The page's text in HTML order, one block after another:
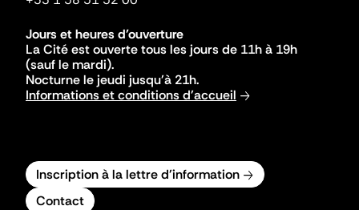
Jours et heures d'ouverture
La Cité est ouverte tous les jours de 11h à 19h
(sauf le mardi).
Nocturne le jeudi jusqu'à 21h.
Informations et conditions d'accueil
Inscription à la lettre d'information
Contact